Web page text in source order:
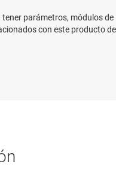
parámetros, módulos de
con este producto de